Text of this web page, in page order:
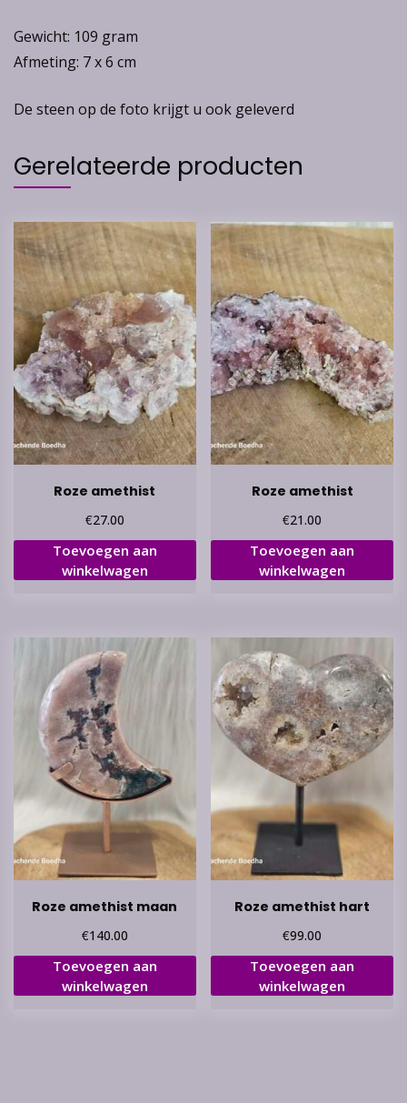
Gewicht: 109 gram
Afmeting: 7 x 6 cm
De steen op de foto krijgt u ook geleverd
Gerelateerde producten
Roze amethist
€27.00
Toevoegen aan
winkelwagen
Roze amethist
€21.00
Toevoegen aan
winkelwagen
Roze amethist maan
€140.00
Toevoegen aan
winkelwagen
Roze amethist hart
€99.00
Toevoegen aan
winkelwagen